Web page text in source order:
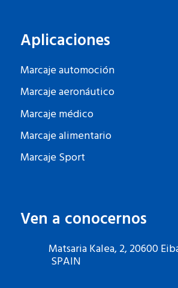
Aplicaciones
Marcaje automoción
Marcaje aeronáutico
Marcaje médico
Marcaje alimentario
Marcaje Sport
Ven a conocernos
Matsaria Kalea, 2, 20600
SPAIN